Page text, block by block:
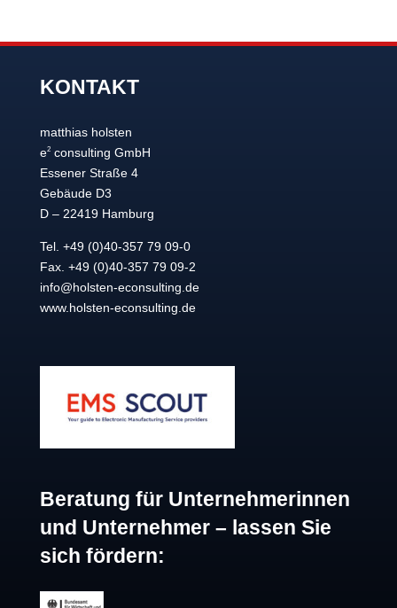
KONTAKT
matthias holsten
e2consulting GmbH
Essener Straße 4
Gebäude D3
D – 22419 Hamburg
Tel. +49 (0)40-357 79 09-0
Fax. +49 (0)40-357 79 09-2
info@holsten-econsulting.de
www.holsten-econsulting.de
Beratung für Unternehmerinnen
und Unternehmer – lassen Sie
sich fördern: